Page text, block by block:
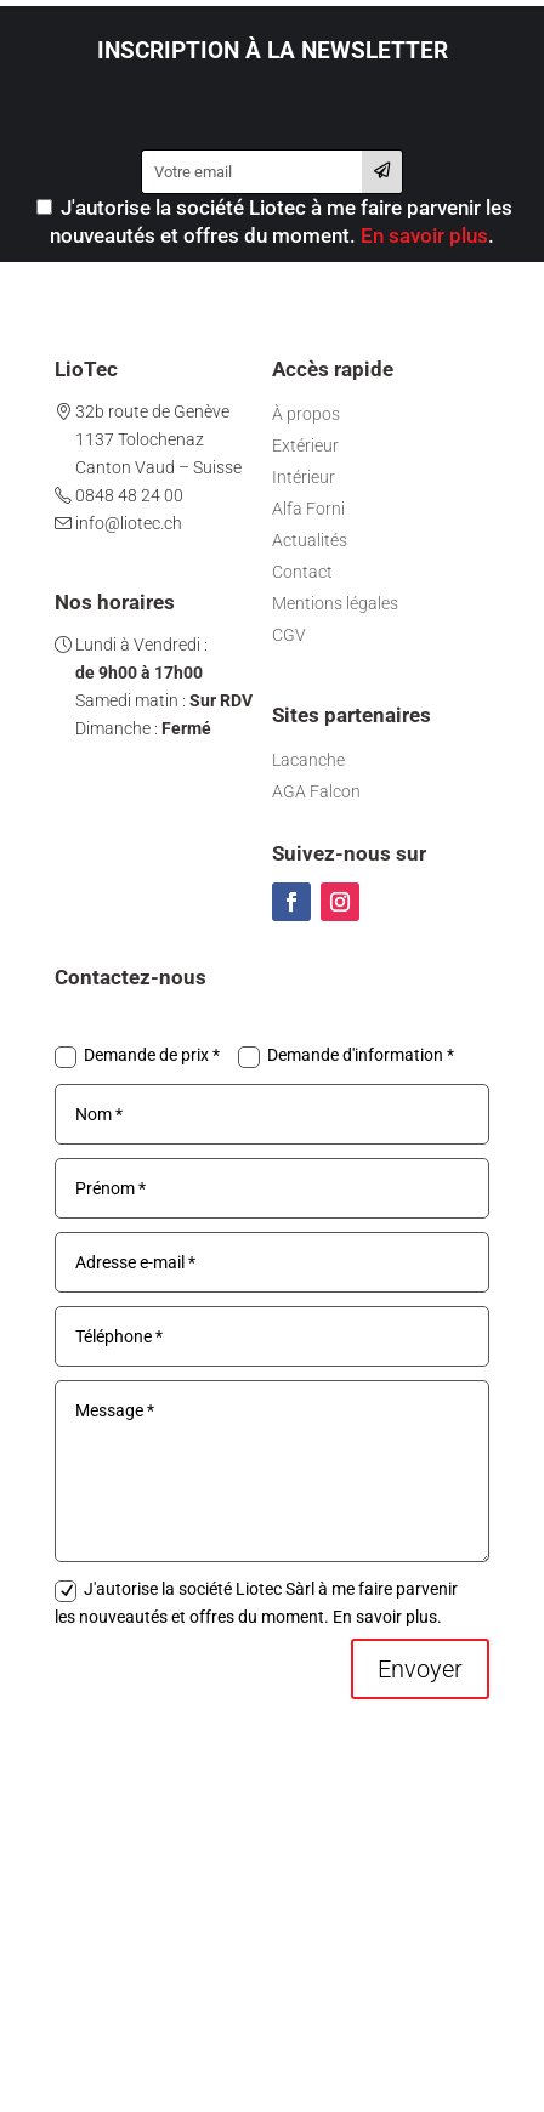
INSCRIPTION À LA NEWSLETTER
J'autorise la société Liotec à me faire parvenir les
nouveautés et offres du moment. En savoir plus.
LioTec
32b route de Genève
1137 Tolochenaz
Canton Vaud – Suisse
0848 48 24 00
info@liotec.ch
Nos horaires
Lundi à Vendredi :
de 9h00 à 17h00
Samedi matin : Sur RDV
Dimanche : Fermé
Accès rapide
À propos
Extérieur
Intérieur
Alfa Forni
Actualités
Contact
Mentions légales
CGV
Sites partenaires
Lacanche
AGA Falcon
Suivez-nous sur
Contactez-nous
Demande de prix * Demande d'information *
J'autorise la société Liotec Sàrl à me faire parvenir
les nouveautés et offres du moment. En savoir plus.
Envoyer